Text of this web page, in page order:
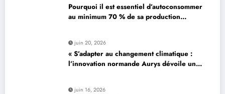
Pourquoi il est essentiel d’autoconsommer
au minimum 70 % de sa production
juin 20, 2026
« S’adapter au changement climatique :
l’innovation normande Aurys dévoile un
juin 16, 2026